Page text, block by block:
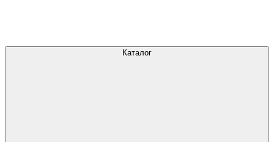
Каталог